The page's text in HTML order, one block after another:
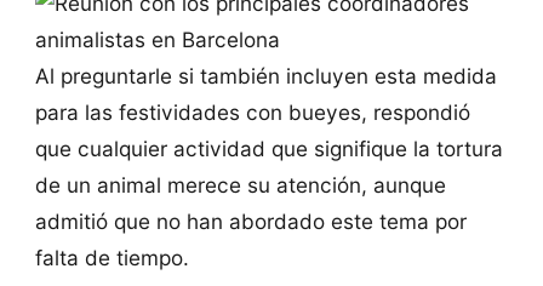
Al preguntarle si también incluyen esta medida
para las festividades con bueyes, respondió
que cualquier actividad que signifique la tortura
de un animal merece su atención, aunque
admitió que no han abordado este tema por
falta de tiempo.